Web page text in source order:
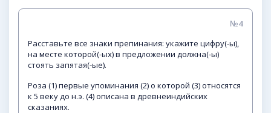
№4
Расставьте все знаки препинания: укажите цифру(-ы),
на месте которой(-ых) в предложении должна(-ы)
стоять запятая(-ые).
Роза (1) первые упоминания (2) о которой (3) относятся
к 5 веку до н.э. (4) описана в древнеиндийских
сказаниях.